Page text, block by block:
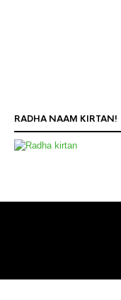
RADHA NAAM KIRTAN!